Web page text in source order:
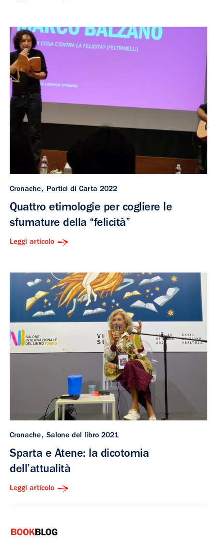
Cronache Portici di Carta 2022
Quattro etimologie per cogliere le
sfumature della “felicità”
Leggi articolo
Cronache Salone del libro 2021
Sparta e Atene: la dicotomia
dell’attualità
Leggi articolo